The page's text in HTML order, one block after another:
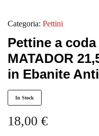
Categoria: Pettini
Pettine a
MATADOR
in Ebanite
In Stock
18,00 €